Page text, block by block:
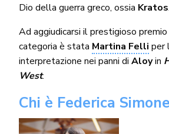
Dio della guerra greco, ossia Kratos.
Ad aggiudicarsi il prestigioso
categoria è stata Martina Felli per
interpretazione nei panni diAloyin
West.
Chi è Federica